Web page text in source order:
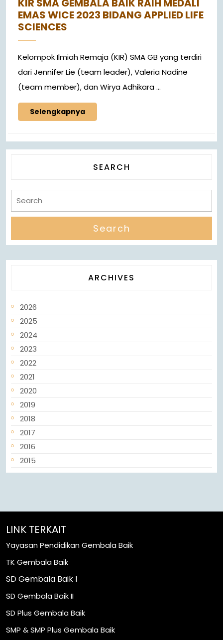
KIR SMA GEMBALA BAIK RAIH MEDALI
EMAS WICE 2023 BIDANG APPLIED LIFE
SCIENCES
Kelompok Ilmiah Remaja (KIR) SMA GB yang terdiri
dari Jennifer Lie (team leader), Valeria Nadine
(team member), dan Wirya Adhikara ...
Selengkapnya
SEARCH
ARCHIVES
2026
2025
2024
2023
2022
2021
2020
2019
2018
2017
2016
2015
LINK TERKAIT
Yayasan Pendidikan Gembala Baik
TK Gembala Baik
SD Gembala Baik I
SD Gembala Baik II
SD Plus Gembala Baik
SMP & SMP Plus Gembala Baik